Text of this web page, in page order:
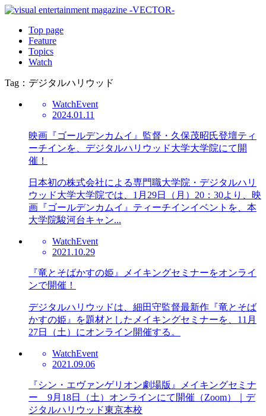
Top page
Feature
Topics
Watch
Tag：デジタルハリウッド
WatchEvent
2024.01.11
映画『ゴールデンカムイ』監督・久保茂昭氏登壇ティ
ーチインを、デジタルハリウッド大学大学院にて開
催！
日本初の株式会社による専門職大学院・デジタルハリ
ウッド大学大学院では、1月29日（月）20：30より、映
画『ゴールデンカムイ』ティーチインイベントを、本
大学院駿河台キャン...
WatchEvent
2021.10.29
『竜とそばかすの姫』メイキングセミナーをオンライ
ンで開催！
デジタルハリウッドは、細田守監督最新作『竜とそば
かすの姫』を題材としたメイキングセミナーを、11月
27日（土）にオンライン開催する。
WatchEvent
2021.09.06
『シン・エヴァンゲリオン劇場版』メイキングセミナ
ー 9月18日（土）オンラインにて開催（Zoom）｜デ
ジタルハリウッド東京本校